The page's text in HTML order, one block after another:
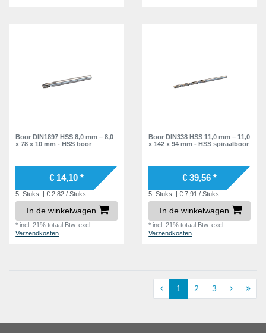
Boor DIN1897 HSS 8,0 mm – 8,0
x 78 x 10 mm - HSS boor
€ 14,10 *
5 Stuks | € 2,82 / Stuks
In de winkelwagen
*incl. 21% totaal Btw. excl.
Verzendkosten
Boor DIN338 HSS 11,0 mm – 11,0
x 142 x 94 mm - HSS spiraalboor
€ 39,56 *
5 Stuks | € 7,91 / Stuks
In de winkelwagen
*incl. 21% totaal Btw. excl.
Verzendkosten
1 2 3